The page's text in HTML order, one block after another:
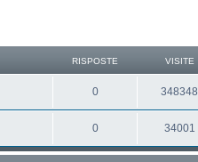
RISPOSTE VISITE
0 348348
0 34001